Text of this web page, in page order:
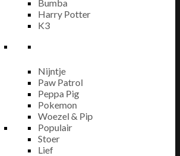
Bumba
Harry Potter
K3
Nijntje
Paw Patrol
Peppa Pig
Pokemon
Woezel & Pip
Populair
Stoer
Lief